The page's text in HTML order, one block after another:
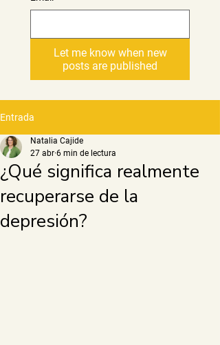
Let me know when new
posts are published
Entrada
¿Qué significa realmente
recuperarse de la
depresión?
Natalia Cajide
27 abr 6 min de lectura